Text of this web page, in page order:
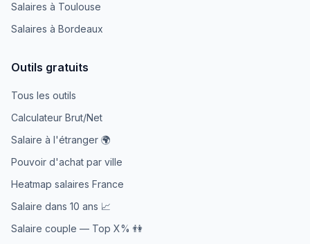
Salaires à Toulouse
Salaires à Bordeaux
Outils gratuits
Tous les outils
Calculateur Brut/Net
Salaire à l'étranger 🌍
Pouvoir d'achat par ville
Heatmap salaires France
Salaire dans 10 ans 📈
Salaire couple — Top X% 👫